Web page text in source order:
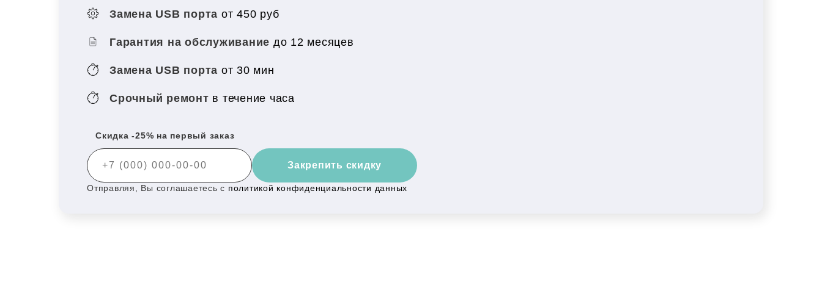
Замена USB порта от 450 руб
Гарантия на обслуживание до 12 месяцев
Замена USB порта от 30 мин
Срочный ремонт в течение часа
Скидка -25% на первый заказ
Закрепить скидку
Отправляя, Вы соглашаетесь с политикой конфиденциальности данных